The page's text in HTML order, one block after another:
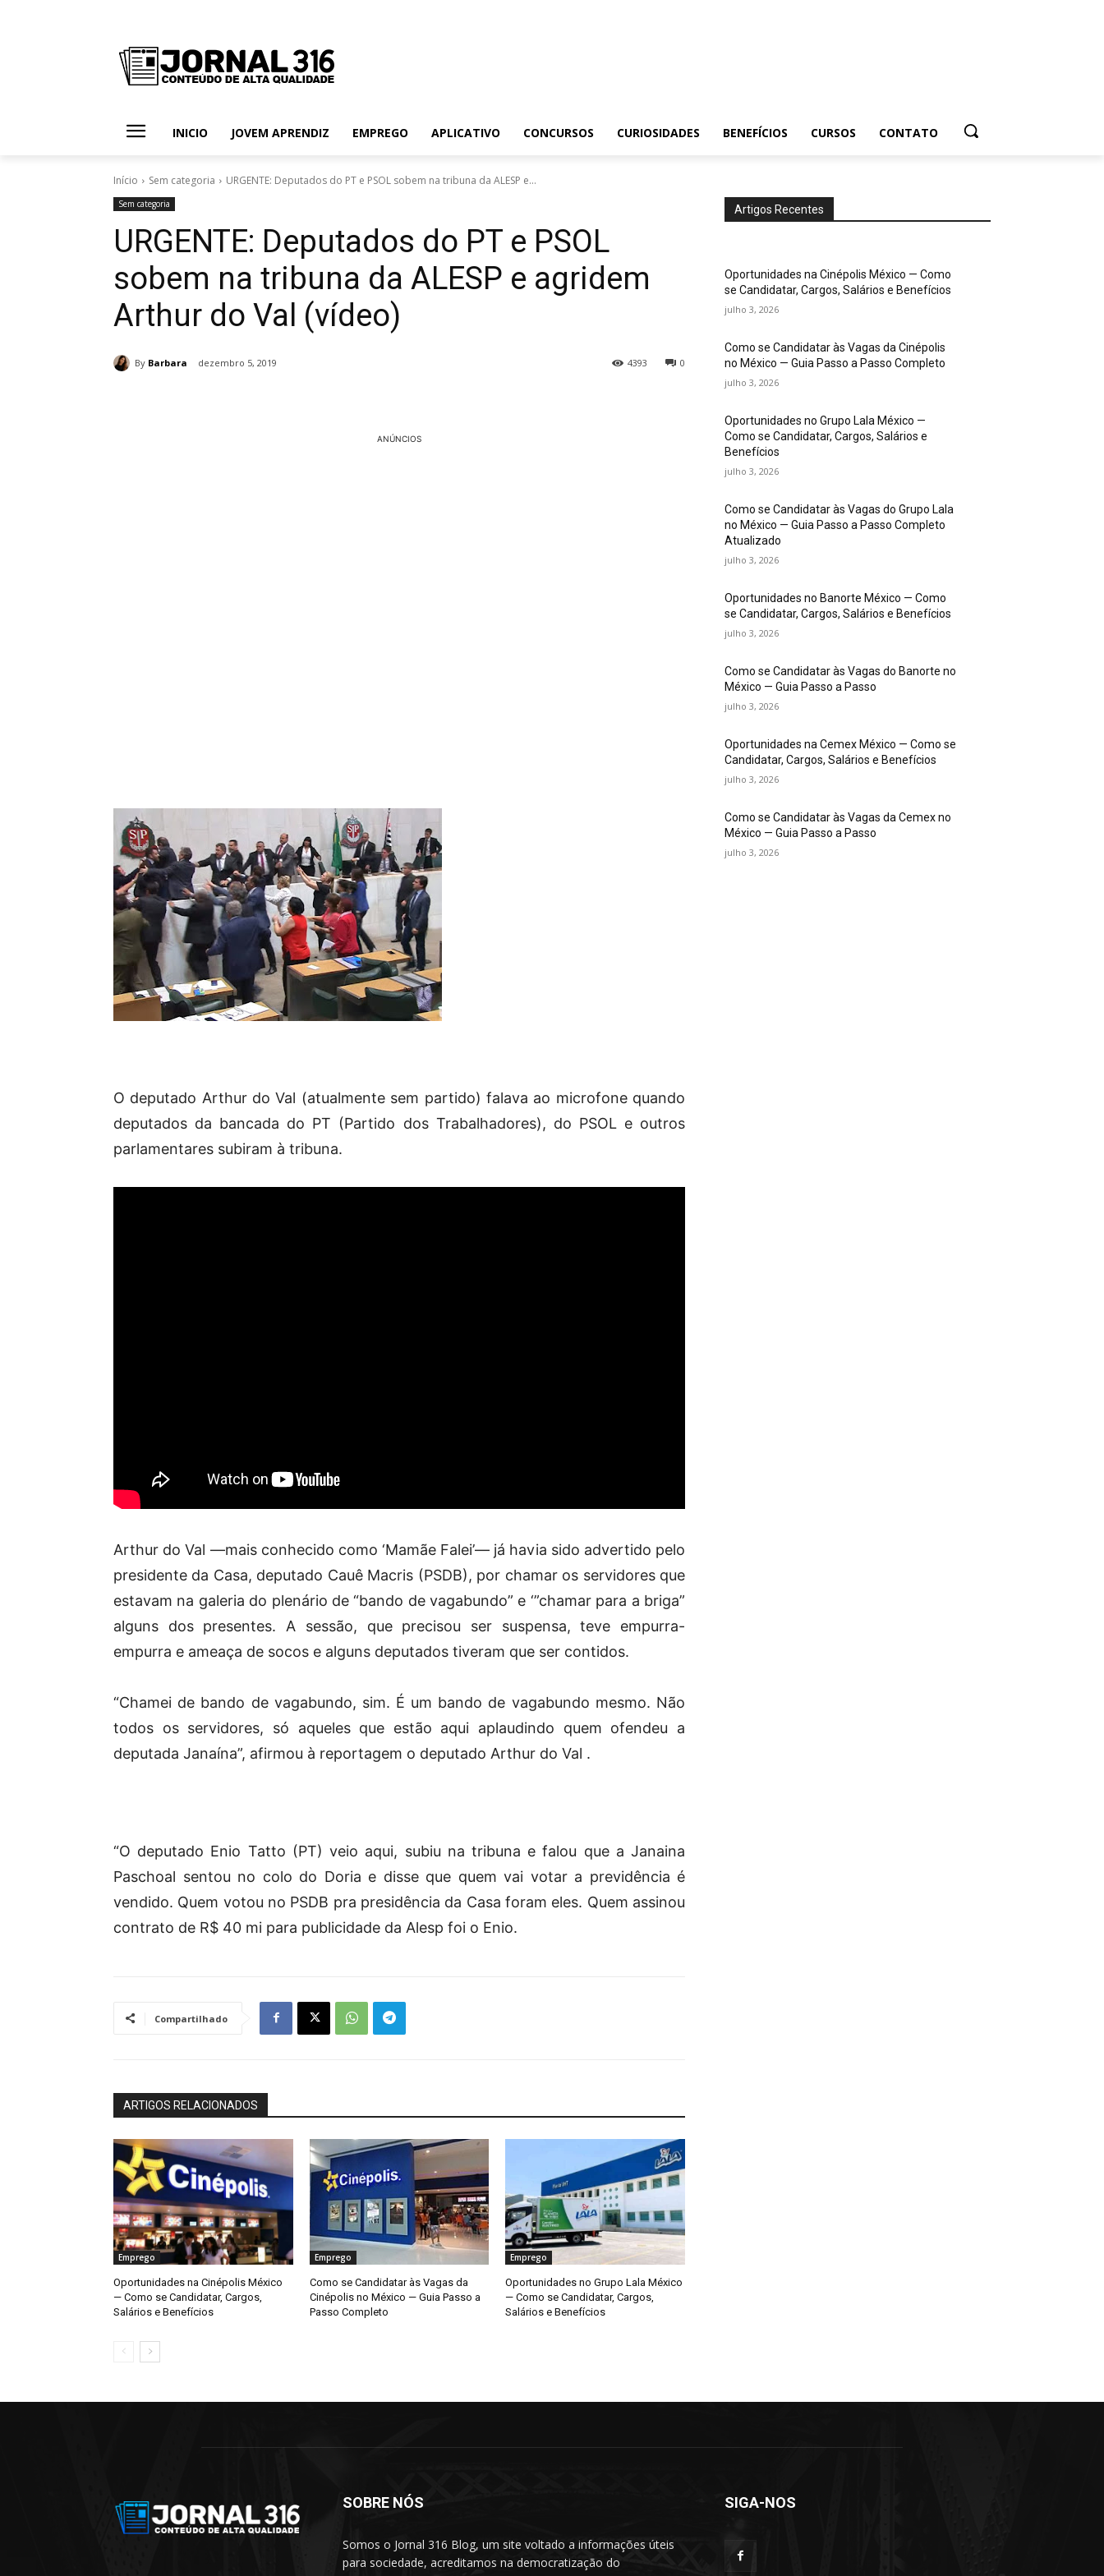
INICIO JOVEM APRENDIZ EMPREGO APLICATIVO CONCURSOS CURIOSIDADES BENEFÍCIOS CURSOS CONTATO
Início Sem categoria URGENTE: Deputados do PT e PSOL sobem na tribuna da ALESP e...
Sem categoria
URGENTE: Deputados do PT e PSOL
sobem na tribuna da ALESP e agridem
Arthur do Val (vídeo)
By Barbara dezembro 5, 2019 0
4393
ANÚNCIOS
O deputado Arthur do Val (atualmente sem partido) falava ao microfone quando
deputados da bancada do PT (Partido dos Trabalhadores), do PSOL e outros
parlamentares subiram à tribuna.
Arthur do Val —mais conhecido como ‘Mamãe Falei’— já havia sido advertido pelo
presidente da Casa, deputado Cauê Macris (PSDB), por chamar os servidores que
estavam na galeria do plenário de “bando de vagabundo” e ‘”chamar para a briga”
alguns dos presentes. A sessão, que precisou ser suspensa, teve empurra-
empurra e ameaça de socos e alguns deputados tiveram que ser contidos.
“Chamei de bando de vagabundo, sim. É um bando de vagabundo mesmo. Não
todos os servidores, só aqueles que estão aqui aplaudindo quem ofendeu a
deputada Janaína”, afirmou à reportagem o deputado Arthur do Val .
“O deputado Enio Tatto (PT) veio aqui, subiu na tribuna e falou que a Janaina
Paschoal sentou no colo do Doria e disse que quem vai votar a previdência é
vendido. Quem votou no PSDB pra presidência da Casa foram eles. Quem assinou
contrato de R$ 40 mi para publicidade da Alesp foi o Enio.
Compartilhado
ARTIGOS RELACIONADOS
Emprego
Oportunidades na Cinépolis México
— Como se Candidatar, Cargos,
Salários e Benefícios
Emprego
Como se Candidatar às Vagas da
Cinépolis no México — Guia Passo a
Passo Completo
Emprego
Oportunidades no Grupo Lala México
— Como se Candidatar, Cargos,
Salários e Benefícios
Artigos Recentes
Oportunidades na Cinépolis México — Como
se Candidatar, Cargos, Salários e Benefícios
julho 3, 2026
Como se Candidatar às Vagas da Cinépolis
no México — Guia Passo a Passo Completo
julho 3, 2026
Oportunidades no Grupo Lala México —
Como se Candidatar, Cargos, Salários e
Benefícios
julho 3, 2026
Como se Candidatar às Vagas do Grupo Lala
no México — Guia Passo a Passo Completo
Atualizado
julho 3, 2026
Oportunidades no Banorte México — Como
se Candidatar, Cargos, Salários e Benefícios
julho 3, 2026
Como se Candidatar às Vagas do Banorte no
México — Guia Passo a Passo
julho 3, 2026
Oportunidades na Cemex México — Como se
Candidatar, Cargos, Salários e Benefícios
julho 3, 2026
Como se Candidatar às Vagas da Cemex no
México — Guia Passo a Passo
julho 3, 2026
SOBRE NÓS
Somos o Jornal 316 Blog, um site voltado a informações úteis
para sociedade, acreditamos na democratização do
SIGA-NOS